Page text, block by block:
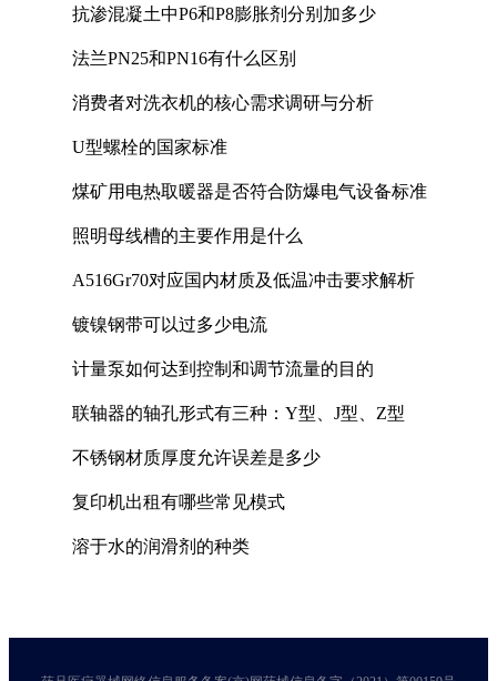
抗渗混凝土中P6和P8膨胀剂分别加多少
法兰PN25和PN16有什么区别
消费者对洗衣机的核心需求调研与分析
U型螺栓的国家标准
煤矿用电热取暖器是否符合防爆电气设备标准
照明母线槽的主要作用是什么
A516Gr70对应国内材质及低温冲击要求解析
镀镍钢带可以过多少电流
计量泵如何达到控制和调节流量的目的
联轴器的轴孔形式有三种：Y型、J型、Z型
不锈钢材质厚度允许误差是多少
复印机出租有哪些常见模式
溶于水的润滑剂的种类